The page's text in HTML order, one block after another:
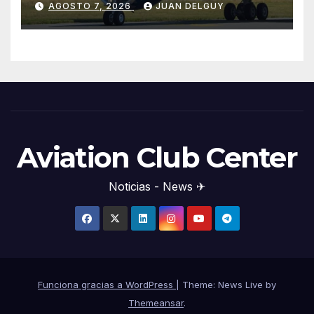
AGOSTO 7, 2026 JUAN DELGUY
Aviation Club Center
Noticias - News ✈
Funciona gracias a WordPress
Theme: News Live by
Themeansar.